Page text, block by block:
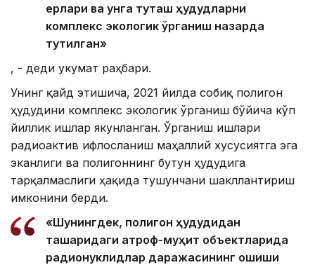
ерлари ва унга туташ ҳудудларни
комплекс экологик ўрганиш назарда
тутилган»
, - деди Ҳукумат раҳбари.
Унинг қайд этишича, 2021 йилда собиқ полигон
ҳудудини комплекс экологик ўрганиш бўйича кўп
йиллик ишлар якунланган. Ўрганиш ишлари
радиоактив ифлосланиш маҳаллий хусусиятга эга
эканлиги ва полигоннинг бутун ҳудудига
тарқалмаслиги ҳақида тушунчани шакллантириш
имконини берди.
«Шунингдек, полигон ҳудудидан
ташқаридаги атроф-муҳит объектларида
радионуклидлар даражасининг ошиши